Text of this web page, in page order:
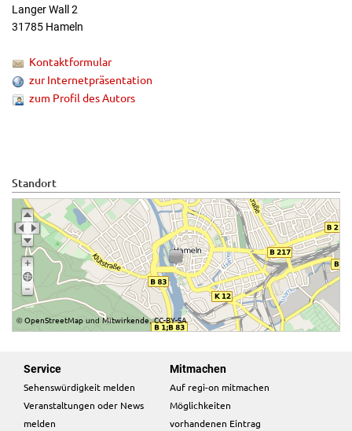
Langer Wall 2
31785 Hameln
Kontaktformular
zur Internetpräsentation
zum Profil des Autors
Standort
©OpenStreetMap und Mitwirkende,CC-BY-SA
Service
Sehenswürdigkeit melden
Veranstaltungen oder News
melden
Mitmachen
Auf regi-on mitmachen
Möglichkeiten
vorhandenen Eintrag